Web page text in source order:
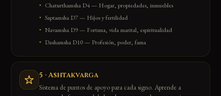
Chaturthamsha D4 — Hogar, propiedades, inmuebles
Saptamsha D7 — Hijos y fertilidad
Navamsha D9 — Fortuna, vida marital, espiritualidad
Dashamsha D10 — Profesión, poder, fama
5 · Ashtakvarga
Sistema de puntos de apoyo para cada signo. Aprende a